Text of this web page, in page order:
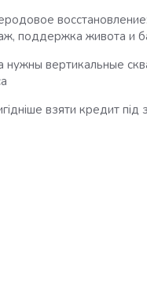
поддержка живота и
нужны вертикальные
взяти кредит під